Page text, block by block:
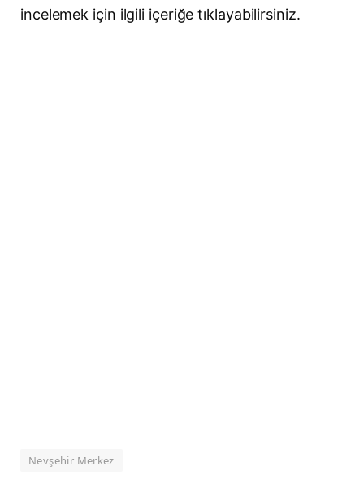
incelemek için ilgili içeriğe tıklayabilirsiniz.
Nevşehir Merkez